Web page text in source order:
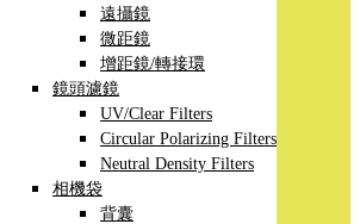
遠攝鏡
微距鏡
增距鏡/轉接環
鏡頭濾鏡
UV/Clear Filters
Circular Polarizing Filters
Neutral Density Filters
相機袋
背囊